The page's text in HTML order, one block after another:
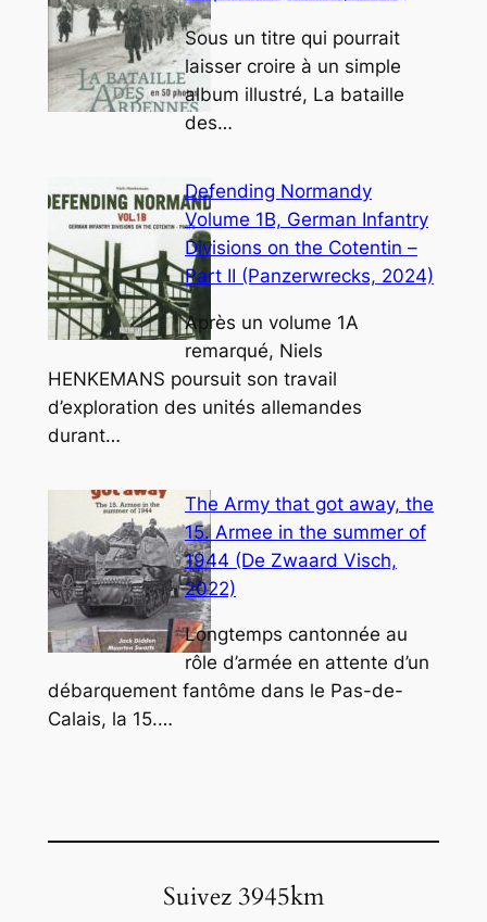
Sous un titre qui pourrait
laisser croire à un simple
album illustré, La bataille
des…
Defending Normandy
Volume 1B, German Infantry
Divisions on the Cotentin –
Part II (Panzerwrecks, 2024)
Après un volume 1A
remarqué, Niels
HENKEMANS poursuit son travail
d’exploration des unités allemandes
durant…
The Army that got away, the
15. Armee in the summer of
1944 (De Zwaard Visch,
2022)
Longtemps cantonnée au
rôle d’armée en attente d’un
débarquement fantôme dans le Pas-de-
Calais, la 15.…
Suivez 3945km